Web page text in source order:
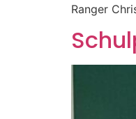
Ranger